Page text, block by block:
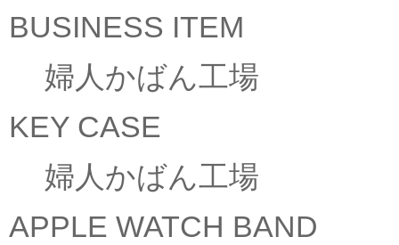
BUSINESS ITEM
婦人かばん工場
KEY CASE
婦人かばん工場
APPLE WATCH BAND